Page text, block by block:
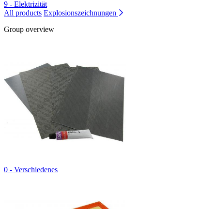
9 - Elektrizität
All products Explosionszeichnungen
Group overview
0 - Verschiedenes